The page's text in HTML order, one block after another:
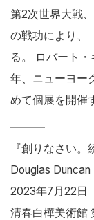
第2次世界大戦
の戦功により、
る。 ロバート
年、ニューヨー
めて個展を開催
『創りなさい
Douglas Duncan
2023年7月22日
清春白樺美術館